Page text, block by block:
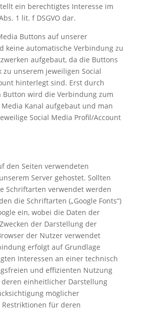
ein berechtigtes Interesse im
1 lit. f DSGVO dar.
Buttons auf unserer
keine automatische Verbindung zu
aufgebaut, da die Buttons
unserem jeweiligen Social
hinterlegt sind. Erst durch
Button wird die Verbindung zum
Kanal aufgebaut und man
Social Media Profil/Account
den Seiten verwendeten
Server gehostet. Sollten
Schriftarten verwendet werden
die Schriftarten („Google Fonts“)
ein, wobei die Daten der
der Darstellung der
der Nutzer verwendet
erfolgt auf Grundlage
Interessen an einer technisch
und effizienten Nutzung
einheitlicher Darstellung
möglicher
für deren